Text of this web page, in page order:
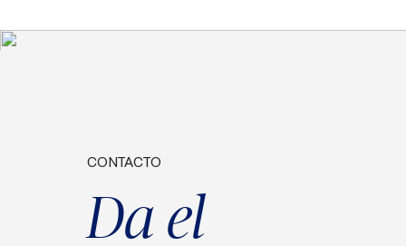
CONTACTO
Da el